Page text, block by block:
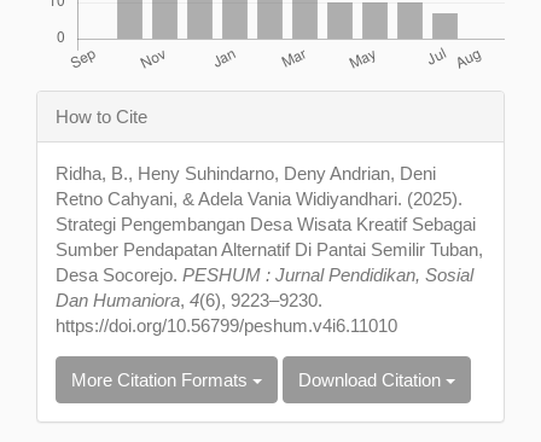
Article
Details
How to Cite
Ridha, B., Heny Suhindarno, Deny Andrian, Deni
Retno Cahyani, & Adela Vania Widiyandhari. (2025).
Strategi Pengembangan Desa Wisata Kreatif Sebagai
Sumber Pendapatan Alternatif Di Pantai Semilir Tuban,
Desa Socorejo. PESHUM : Jurnal Pendidikan, Sosial
Dan Humaniora, 4(6), 9223–9230.
https://doi.org/10.56799/peshum.v4i6.11010
More Citation Formats Download Citation